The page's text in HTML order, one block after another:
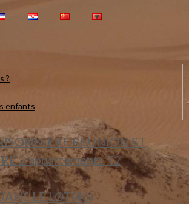
?
enfants
REUNION ST
2 appartements T2
LE LOT(46)